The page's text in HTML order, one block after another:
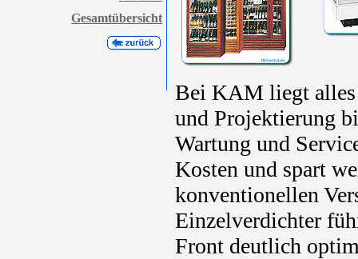
Gesamtübersicht
Bei KAM liegt alles
und Projektierung
Wartung und
Kosten und spart
konventionellen
Einzelverdichter
Front deutlich